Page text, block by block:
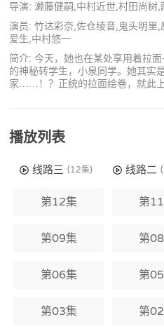
导演: 濑藤健嗣,中村近世,村田尚树,
演员: 竹达彩奈,佐仓绫音,鬼头明里
爱生,中村悠一
简介: 今天，她也在某处享用着拉
的神秘转学生，小泉同学。她其实
家……！？正统的拉面绘卷，就此上
播放列表
线路三 (12集) 线路二
第12集 第
第09集 第
第06集 第
第03集 第